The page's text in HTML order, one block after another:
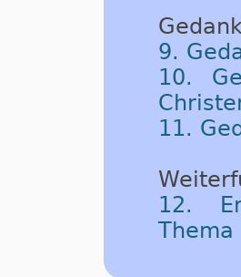
9.
10.
11.
12.
Thema